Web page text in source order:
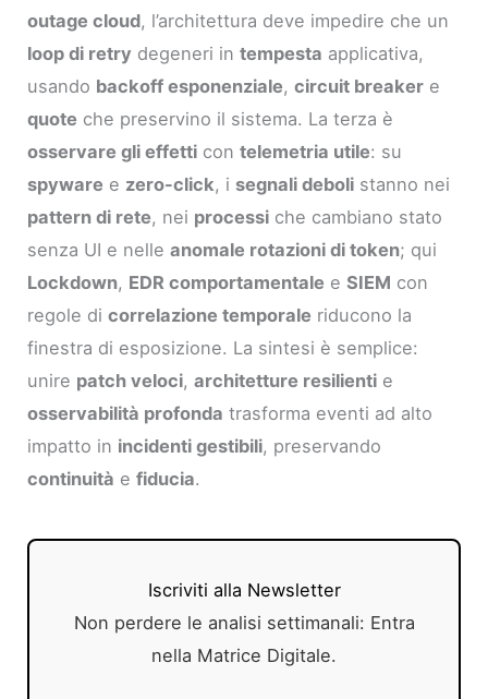
outage cloud, l’architettura deve impedire che un
loop di retry degeneri intempesta applicativa,
usando backoff esponenziale,circuit breaker e
quote che preservino il sistema. La terza è
osservare gli effetti contelemetria utile: su
spyware e zero-click, i segnali deboli stanno nei
pattern di rete, nei processi che cambiano stato
senza UI e nelleanomale rotazioni di token; qui
Lockdown, EDR comportamentale eSIEM con
regole dicorrelazione temporale riducono la
finestra di esposizione. La sintesi è semplice:
unire patch veloci,architetture resilienti e
osservabilità profonda trasforma eventi ad alto
impatto in incidenti gestibili, preservando
continuità efiducia.
Iscriviti alla Newsletter
Non perdere le analisi settimanali: Entra
nella Matrice Digitale.